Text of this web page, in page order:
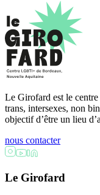
Le Girofard est le centre
trans, intersexes, non
objectif d’être un lieu
nous contacter
Le Girofard